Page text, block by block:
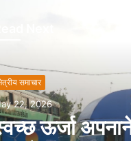
समाचार
22, 2026
ऊर्जा